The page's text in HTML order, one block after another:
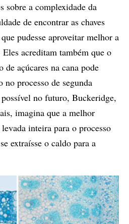
sobre a complexidade da
de encontrar as chaves
pudesse aproveitar melhor a
acreditam também que o
de açúcares na cana pode
processo de segunda
no futuro, Buckeridge,
imagina que a melhor
inteira para o processo
extraísse o caldo para a